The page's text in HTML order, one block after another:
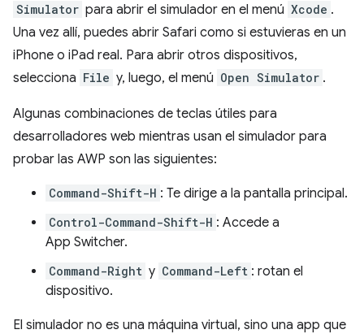
Simulator para abrir el simulador en el menú Xcode .
Una vez allí, puedes abrir Safari como si estuvieras en un
iPhone o iPad real. Para abrir otros dispositivos,
selecciona File y, luego, el menú Open Simulator .
Algunas combinaciones de teclas útiles para
desarrolladores web mientras usan el simulador para
probar las AWP son las siguientes:
Command-Shift-H : Te dirige a la pantalla principal.
Control-Command-Shift-H : Accede a
App Switcher.
Command-Right y Command-Left : rotan el
dispositivo.
El simulador no es una máquina virtual, sino una app que